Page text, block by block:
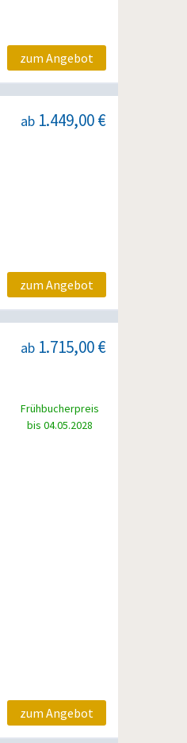
zum Angebot
ab 1.449,00 €
zum Angebot
ab 1.715,00 €
Frühbucherpreis
bis 04.05.2028
zum Angebot